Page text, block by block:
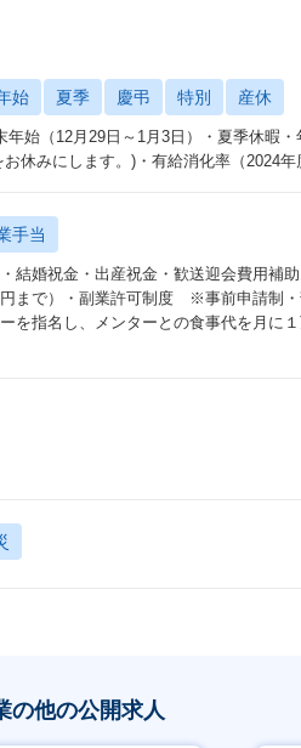
始 夏季 慶弔 特別 産休
始（12月29日～1月3日）・夏季休暇
休みにします。)・有給消化率（2024
手当
結婚祝金・出産祝金・歓送迎会費用補
まで）・副業許可制度 ※事前申請制
を指名し、メンターとの食事代を月
の他の公開求人